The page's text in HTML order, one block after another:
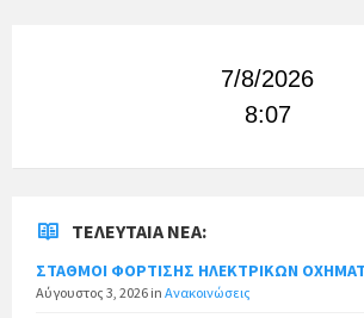
7/8/2026
8:07
ΤΕΛΕΥΤΑΊΑ ΝΈΑ:
ΣΤΑΘΜΟΙ ΦΟΡΤΙΣΗΣ ΗΛΕΚΤΡΙΚΩΝ
Αύγουστος 3, 2026 in Ανακοινώσεις